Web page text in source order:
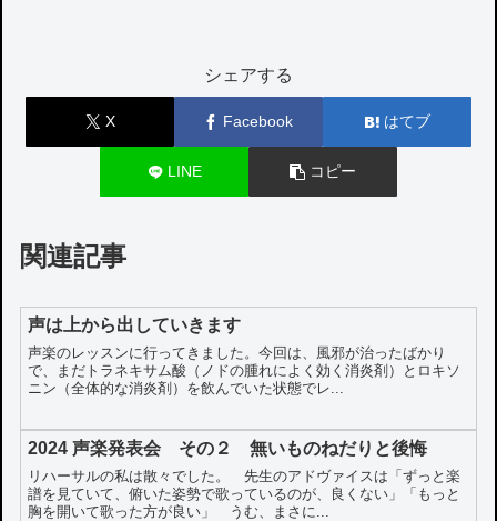
シェアする
X Facebook はてブ
LINE コピー
関連記事
声は上から出していきます
声楽のレッスンに行ってきました。今回は、風邪が治ったばかり
で、まだトラネキサム酸（ノドの腫れによく効く消炎剤）とロキソ
ニン（全体的な消炎剤）を飲んでいた状態でレ...
2024 声楽発表会 その２ 無いものねだりと後悔
リハーサルの私は散々でした。 先生のアドヴァイスは「ずっと楽
譜を見ていて、俯いた姿勢で歌っているのが、良くない」「もっと
胸を開いて歌った方が良い」 うむ、まさに...